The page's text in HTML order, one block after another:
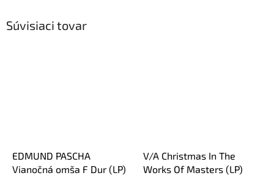
Súvisiaci tovar
EDMUND PASCHA
Vianočná omša F Dur (LP)
V/A Christmas In The
Works Of Masters (LP)